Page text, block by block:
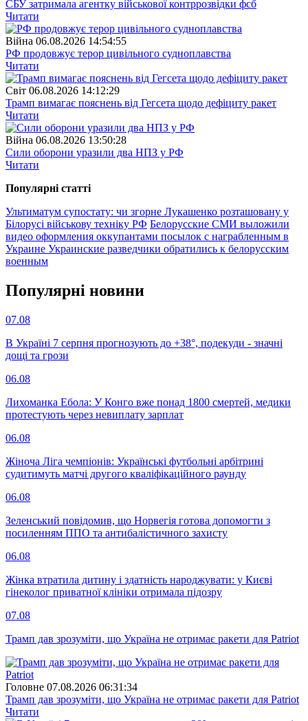
СБУ затримала агентку військової контррозвідки фсб
Читати
Війна 06.08.2026 14:54:55
РФ продовжує терор цивільного судноплавства
Читати
Свiт 06.08.2026 14:12:29
Трамп вимагає пояснень від Гегсета щодо дефіциту ракет
Читати
Війна 06.08.2026 13:50:28
Сили оборони уразили два НПЗ у РФ
Читати
Популярнi статтi
Ультиматум супостату: чи згорне Лукашенко розташовану у
Білорусі військову техніку РФ Белорусские СМИ выложили
видео оформления оккупантами посылок с награбленным в
Украине Украинские разведчики обратились к белорусским
военным
Популярнi новини
07.08
В Україні 7 серпня прогнозують до +38°, подекуди - значні
дощі та грози
06.08
Лихоманка Ебола: У Конго вже понад 1800 смертей, медики
протестують через невиплату зарплат
06.08
Жіноча Ліга чемпіонів: Українські футбольні арбітрині
судитимуть матчі другого кваліфікаційного раунду
06.08
Зеленський повідомив, що Норвегія готова допомогти з
посиленням ППО та антибалістичного захисту
06.08
Жінка втратила дитину і здатність народжувати: у Києві
гінеколог приватної клініки отримала підозру
07.08
Трамп дав зрозуміти, що Україна не отримає ракети для Patriot
Головне 07.08.2026 06:31:34
Трамп дав зрозуміти, що Україна не отримає ракети для Patriot
Читати